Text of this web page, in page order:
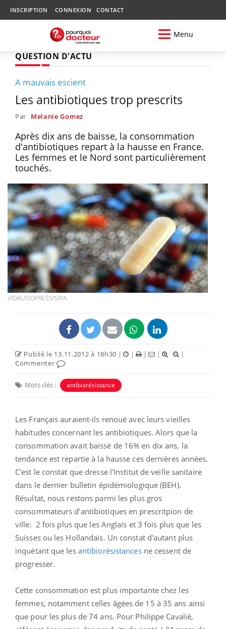
INSCRIPTION CONNEXION CONTACT
Menu
QUESTION D'ACTU
A mauvais escient
Les antibiotiques trop prescrits
Par Melanie Gomez
Après dix ans de baisse, la consommation
d'antibiotiques repart à la hausse en France.
Les femmes et le Nord sont particulièrement
touchés.
VIDAL/ISOPRESS/SIPA
Publié le 13.11.2012 à 18h30 | | | |
|
Commenter
Mots clés : antibiorésistance
Les Français auraient-ils renoué avec leurs vieilles
habitudes concernant les antibiotiques. Alors que la
consommation avait baissé de 16% en dix ans, la
tendance est repartie à la hausse ces dernières années.
C'est le constat que dresse l'Institut de veille sanitaire
dans le dernier bulletin épidémiologique (BEH).
Résultat, nous restons parmi les plus gros
consommateurs d’antibiotiques en prescritpion de
ville: 2 fois plus que les Anglais et 3 fois plus que les
Suisses ou les Hollandais. Un constat d'autant plus
inquétant que les antibiorésistancesne cessent de
progresser.
Cette consommation est plus importante chez les
femmes, notamment celles âgées de 15 à 35 ans ainsi
que pour les plus de 74 ans. Pour Philippe Cavalié,